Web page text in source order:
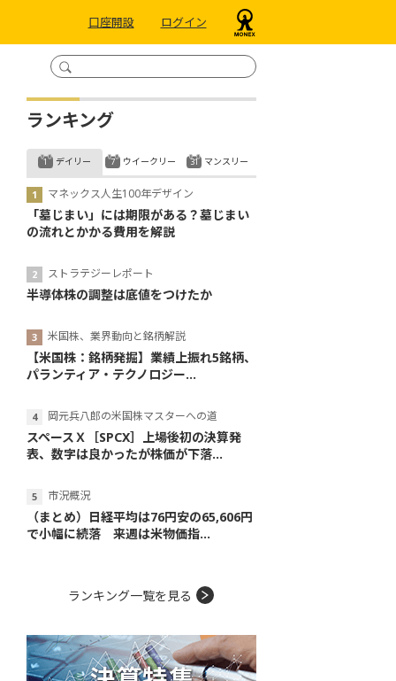
口座開設 ログイン
ランキング
デイリー
マネックス人生100年デザイン
「墓じまい」には期限がある？墓じまい
の流れとかかる費用を解説
ストラテジーレポート
半導体株の調整は底値をつけたか
米国株、業界動向と銘柄解説
【米国株：銘柄発掘】業績上振れ5銘柄、
パランティア・テクノロジー...
岡元兵八郎の米国株マスターへの道
スペースＸ［SPCX］上場後初の決算発
表、数字は良かったが株価が下落...
市況概況
（まとめ）日経平均は76円安の65,606円
で小幅に続落 来週は米物価指...
ウイークリー マンスリー
ランキング一覧を見る